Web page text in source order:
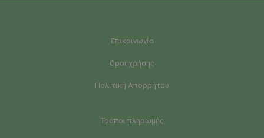
Επικοινωνία
Όροι χρήσης
Πολιτική Απορρήτου
Τρόποι πληρωμής